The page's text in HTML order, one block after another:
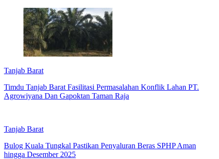
Tanjab Barat
Timdu Tanjab Barat Fasilitasi Permasalahan Konflik Lahan PT.
Agrowiyana Dan Gapoktan Taman Raja
Tanjab Barat
Bulog Kuala Tungkal Pastikan Penyaluran Beras SPHP Aman
hingga Desember 2025